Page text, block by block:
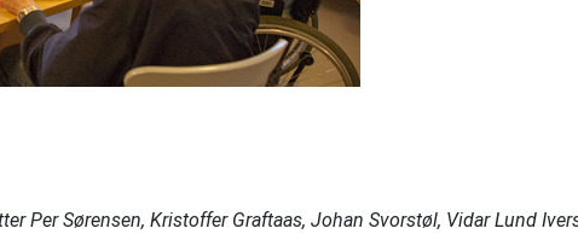
Per Sørensen, Kristoffer Graftaas, Johan Svorstøl, Vidar Lund